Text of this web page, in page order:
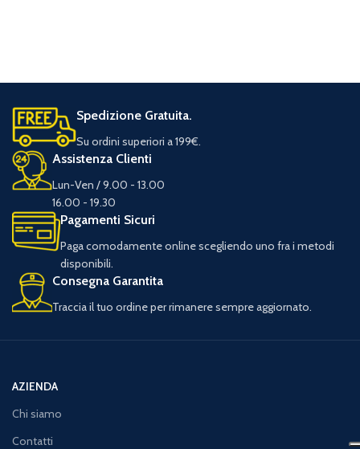
Spedizione Gratuita.
Su ordini superiori a 199€.
Assistenza Clienti
Lun-Ven / 9.00 - 13.00
16.00 - 19.30
Pagamenti Sicuri
Paga comodamente online scegliendo uno fra i metodi
disponibili.
Consegna Garantita
Traccia il tuo ordine per rimanere sempre aggiornato.
AZIENDA
Chi siamo
Contatti